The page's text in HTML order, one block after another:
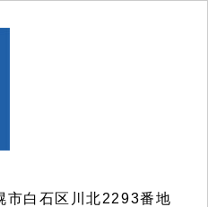
白石区川北2293番地